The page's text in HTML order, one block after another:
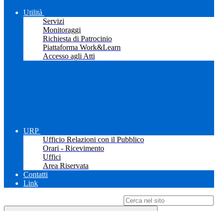
Utilità
Servizi
Monitoraggi
Richiesta di Patrocinio
Piattaforma Work&Learn
Accesso agli Atti
URP
Ufficio Relazioni con il Pubblico
Orari - Ricevimento
Uffici
Area Riservata
Contatti
Link